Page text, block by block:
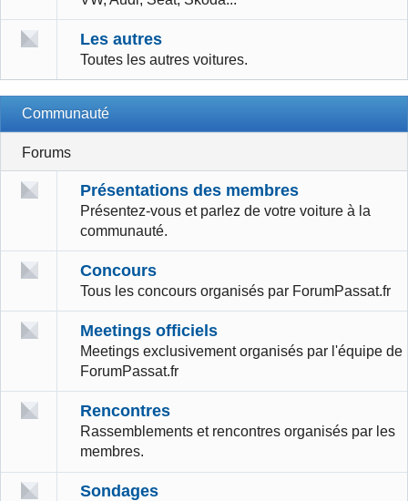
Les autres
Toutes les autres voitures.
Communauté
Forums
Présentations des membres
Présentez-vous et parlez de votre voiture à la
communauté.
Concours
Tous les concours organisés par ForumPassat.fr
Meetings officiels
Meetings exclusivement organisés par l'équipe de
ForumPassat.fr
Rencontres
Rassemblements et rencontres organisés par les
membres.
Sondages